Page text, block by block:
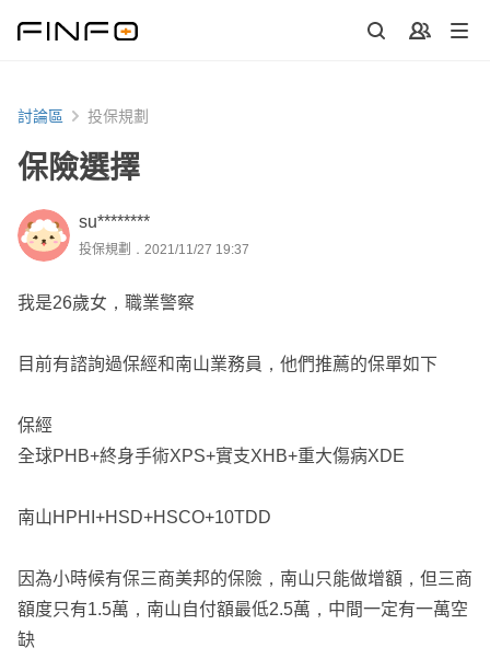
討論區 投保規劃
保險選擇
su********
投保規劃．2021/11/27 19:37
我是26歲女，職業警察
目前有諮詢過保經和南山業務員，他們推薦的保單如下
保經
全球PHB+終身手術XPS+實支XHB+重大傷病XDE
南山HPHI+HSD+HSCO+10TDD
因為小時候有保三商美邦的保險，南山只能做增額，但三商
額度只有1.5萬，南山自付額最低2.5萬，中間一定有一萬空
缺